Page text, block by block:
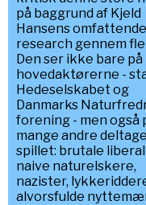
på baggrund af Kjeld
Hansens omfattende
research gennem
Den ser ikke bare på
hovedaktørerne -
Hedeselskabet og
Danmarks
forening - men også
mange andre
spillet: brutale
naive naturelskere,
nazister,
alvorsfulde